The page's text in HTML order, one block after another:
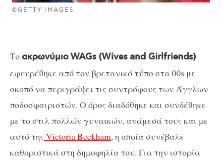
©GETTY IMAGES
ΤοακρωνύμιοWAGs (Wives and Girlfriends)
εφευρέθηκε από τον βρετανικό τύπο στα 00s με
σκοπό να περιγράψει τις συντρόφους των Άγγλων
ποδοσφαιριστών. Ο όρος διαδόθηκε και συνδέθηκε
με το στιλ πολλών γυναικών, ανάμεσά τους και με
αυτό της Victoria Beckham, η οποία συνέβαλε
καθοριστικά στη δημοφηλία του. Για την ιστορία